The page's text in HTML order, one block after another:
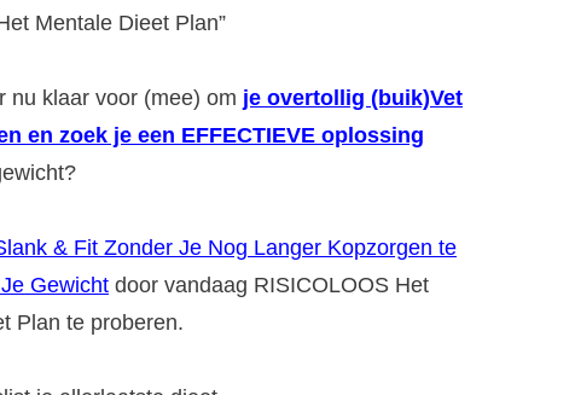
Mentale Dieet Plan”
nu klaar voor (mee) om je overtollig (buik)Vet
en zoek je een EFFECTIEVE oplossing
& Fit Zonder Je Nog Langer Kopzorgen te
Gewicht door vandaag RISICOLOOS Het
Plan te proberen.